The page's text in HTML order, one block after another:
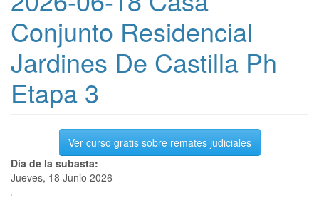
Conjunto Residencial
Jardines De Castilla Ph
Etapa 3
Ver curso gratis sobre remates judiciales
Día de la subasta:
Jueves, 18 Junio 2026